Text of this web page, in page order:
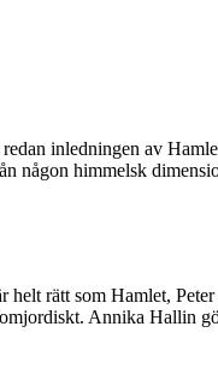
inledningen av
himmelsk
rätt som Hamlet,
Annika Hallin